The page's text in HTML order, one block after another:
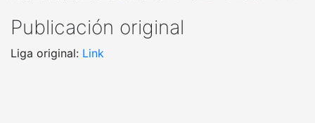
Publicación original
Liga original: Link